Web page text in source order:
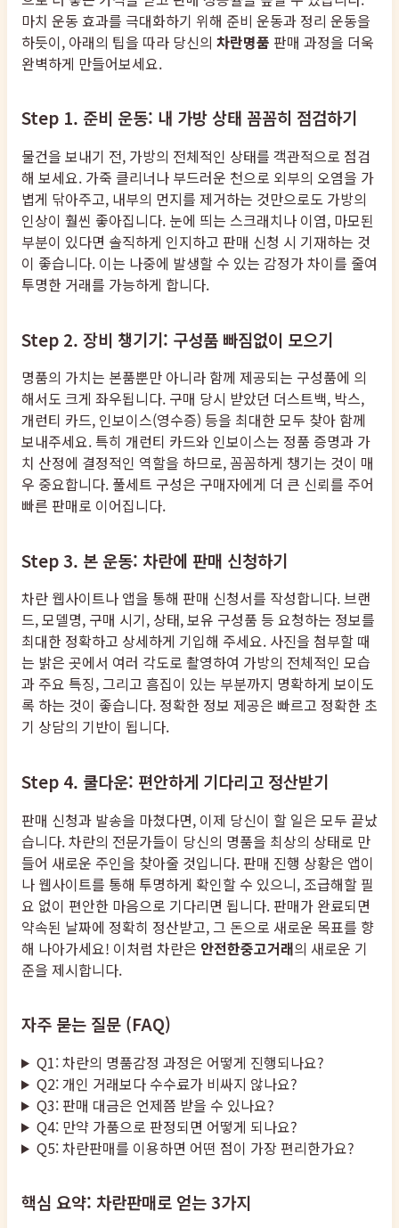
마치 운동 효과를 극대화하기 위해 준비 운동과 정리 운동을
하듯이, 아래의 팁을 따라 당신의 차란명품 판매 과정을 더욱
완벽하게 만들어보세요.
Step 1. 준비 운동: 내 가방 상태 꼼꼼히 점검하기
물건을 보내기 전, 가방의 전체적인 상태를 객관적으로 점검
해 보세요. 가죽 클리너나 부드러운 천으로 외부의 오염을 가
볍게 닦아주고, 내부의 먼지를 제거하는 것만으로도 가방의
인상이 훨씬 좋아집니다. 눈에 띄는 스크래치나 이염, 마모된
부분이 있다면 솔직하게 인지하고 판매 신청 시 기재하는 것
이 좋습니다. 이는 나중에 발생할 수 있는 감정가 차이를 줄여
투명한 거래를 가능하게 합니다.
Step 2. 장비 챙기기: 구성품 빠짐없이 모으기
명품의 가치는 본품뿐만 아니라 함께 제공되는 구성품에 의
해서도 크게 좌우됩니다. 구매 당시 받았던 더스트백, 박스,
개런티 카드, 인보이스(영수증) 등을 최대한 모두 찾아 함께
보내주세요. 특히 개런티 카드와 인보이스는 정품 증명과 가
치 산정에 결정적인 역할을 하므로, 꼼꼼하게 챙기는 것이 매
우 중요합니다. 풀세트 구성은 구매자에게 더 큰 신뢰를 주어
빠른 판매로 이어집니다.
Step 3. 본 운동: 차란에 판매 신청하기
차란 웹사이트나 앱을 통해 판매 신청서를 작성합니다. 브랜
드, 모델명, 구매 시기, 상태, 보유 구성품 등 요청하는 정보를
최대한 정확하고 상세하게 기입해 주세요. 사진을 첨부할 때
는 밝은 곳에서 여러 각도로 촬영하여 가방의 전체적인 모습
과 주요 특징, 그리고 흠집이 있는 부분까지 명확하게 보이도
록 하는 것이 좋습니다. 정확한 정보 제공은 빠르고 정확한 초
기 상담의 기반이 됩니다.
Step 4. 쿨다운: 편안하게 기다리고 정산받기
판매 신청과 발송을 마쳤다면, 이제 당신이 할 일은 모두 끝났
습니다. 차란의 전문가들이 당신의 명품을 최상의 상태로 만
들어 새로운 주인을 찾아줄 것입니다. 판매 진행 상황은 앱이
나 웹사이트를 통해 투명하게 확인할 수 있으니, 조급해할 필
요 없이 편안한 마음으로 기다리면 됩니다. 판매가 완료되면
약속된 날짜에 정확히 정산받고, 그 돈으로 새로운 목표를 향
해 나아가세요! 이처럼 차란은 안전한중고거래의 새로운 기
준을 제시합니다.
자주 묻는 질문 (FAQ)
Q1: 차란의 명품감정 과정은 어떻게 진행되나요?
Q2: 개인 거래보다 수수료가 비싸지 않나요?
Q3: 판매 대금은 언제쯤 받을 수 있나요?
Q4: 만약 가품으로 판정되면 어떻게 되나요?
Q5: 차란판매를 이용하면 어떤 점이 가장 편리한가요?
핵심 요약: 차란판매로 얻는 3가지